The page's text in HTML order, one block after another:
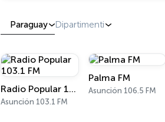
Paraguay Dipartimenti
Radio Popular 103.1 FM
Asunción 103.1 FM
Palma FM
Asunción 106.5 FM